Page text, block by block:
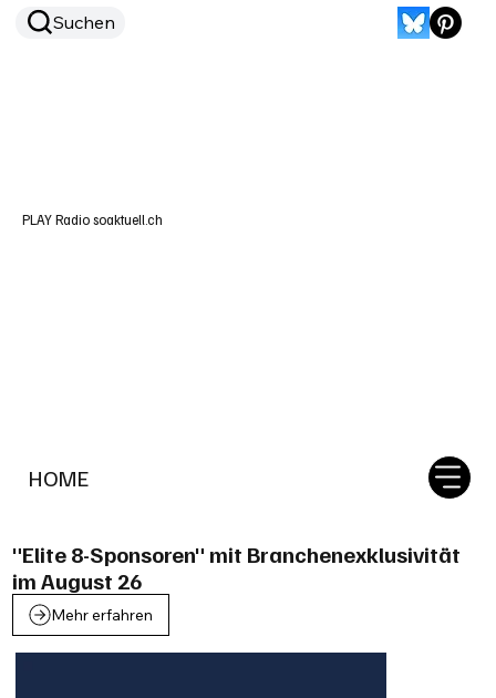
HOME
Suchen
PLAY Radio soaktuell.ch
"Elite 8-Sponsoren" mit Branchenexklusivität
im August 26
Mehr erfahren